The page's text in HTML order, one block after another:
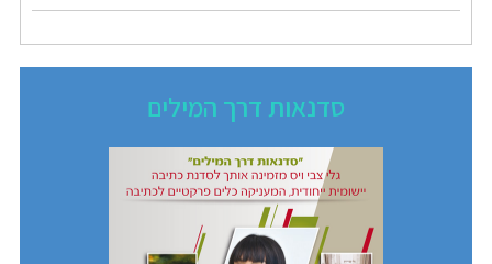
סדנאות דרך המילים